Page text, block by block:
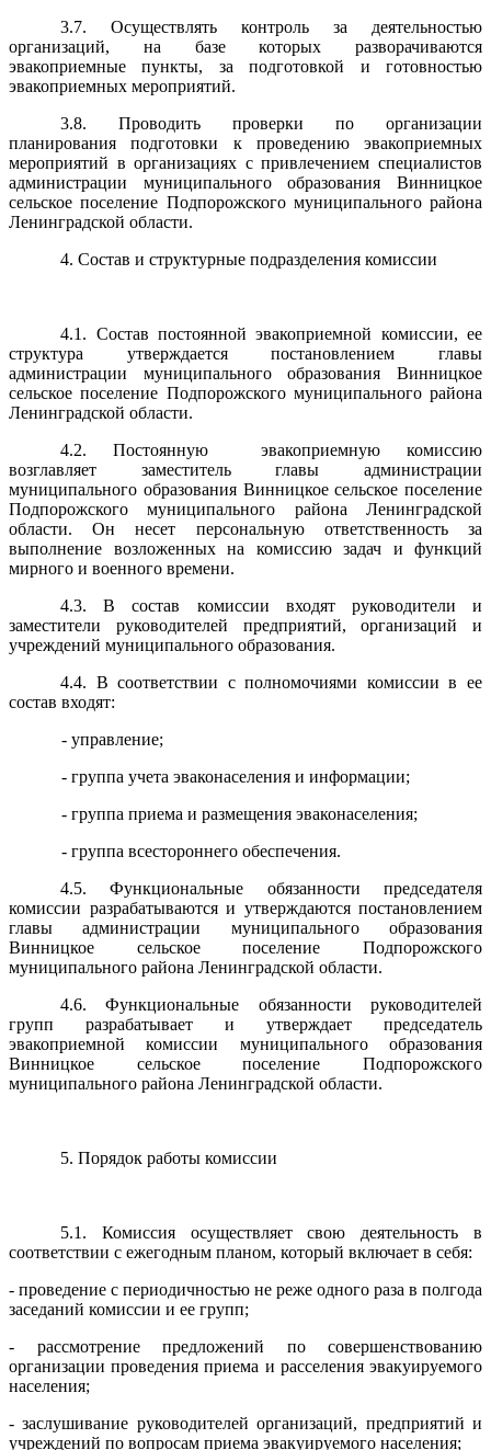
3.7. Осуществлять контроль за деятельностью
организаций, на базе которых разворачиваются
эвакоприемные пункты, за подготовкой и готовностью
эвакоприемных мероприятий.
3.8. Проводить проверки по организации
планирования подготовки к проведению эвакоприемных
мероприятий в организациях с привлечением специалистов
администрации муниципального образования Винницкое
сельское поселение Подпорожского муниципального района
Ленинградской области.
4. Состав и структурные подразделения комиссии
4.1. Состав постоянной эвакоприемной комиссии, ее
структура утверждается постановлением главы
администрации муниципального образования Винницкое
сельское поселение Подпорожского муниципального района
Ленинградской области.
4.2. Постоянную эвакоприемную комиссию
возглавляет заместитель главы администрации
муниципального образования Винницкое сельское поселение
Подпорожского муниципального района Ленинградской
области. Он несет персональную ответственность за
выполнение возложенных на комиссию задач и функций
мирного и военного времени.
4.3. В состав комиссии входят руководители и
заместители руководителей предприятий, организаций и
учреждений муниципального образования.
4.4. В соответствии с полномочиями комиссии в ее
состав входят:
- управление;
- группа учета эваконаселения и информации;
- группа приема и размещения эваконаселения;
- группа всестороннего обеспечения.
4.5. Функциональные обязанности председателя
комиссии разрабатываются и утверждаются постановлением
главы администрации муниципального образования
Винницкое сельское поселение Подпорожского
муниципального района Ленинградской области.
4.6. Функциональные обязанности руководителей
групп разрабатывает и утверждает председатель
эвакоприемной комиссии муниципального образования
Винницкое сельское поселение Подпорожского
муниципального района Ленинградской области.
5. Порядок работы комиссии
5.1. Комиссия осуществляет свою деятельность в
соответствии с ежегодным планом, который включает в себя:
- проведение с периодичностью не реже одного раза в полгода
заседаний комиссии и ее групп;
- рассмотрение предложений по совершенствованию
организации проведения приема и расселения эвакуируемого
населения;
- заслушивание руководителей организаций, предприятий и
учреждений по вопросам приема эвакуируемого населения;